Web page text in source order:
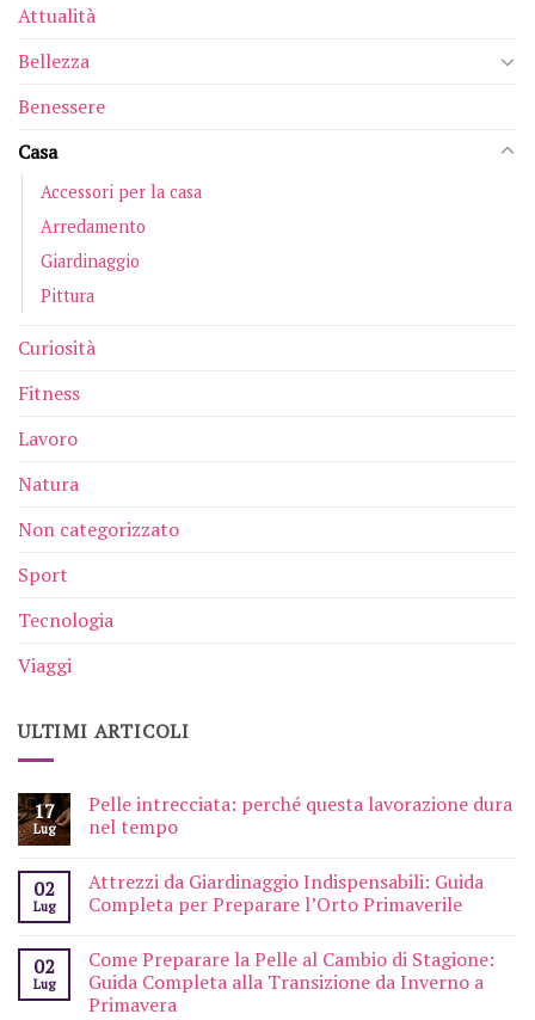
Attualità
Bellezza
Benessere
Casa
Accessori per la casa
Arredamento
Giardinaggio
Pittura
Curiosità
Fitness
Lavoro
Natura
Non categorizzato
Sport
Tecnologia
Viaggi
ULTIMI ARTICOLI
17
Lug
Pelle intrecciata: perché questa lavorazione dura
nel tempo
02
Lug
Attrezzi da Giardinaggio Indispensabili: Guida
Completa per Preparare l’Orto Primaverile
02
Lug
Come Preparare la Pelle al Cambio di Stagione:
Guida Completa alla Transizione da Inverno a
Primavera